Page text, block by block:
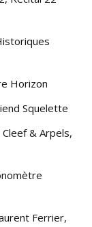
Horizon
Squelette
& Arpels,
Ferrier,